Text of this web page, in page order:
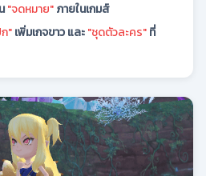
"จดหมาย"ภายในเกมส์
"เพิ่มเกจขาว และ"ชุดตัวละคร"ที่